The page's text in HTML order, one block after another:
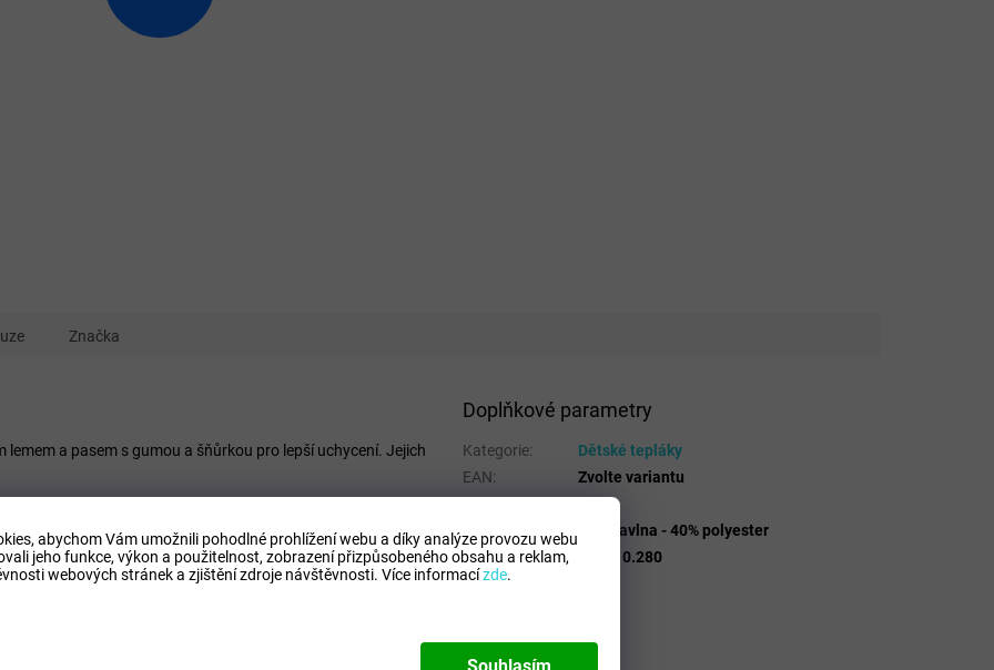
abychom Vám umožnili pohodlné prohlížení webu a díky analýze provozu webu
jeho funkce, výkon a použitelnost, zobrazení přizpůsobeného obsahu a reklam,
webových stránek a zjištění zdroje návštěvnosti. Více informacízde.
Souhlasím
Značka
a pasem s gumou a šňůrkou pro lepší uchycení. Jejich
Doplňkové parametry
Kategorie:
Dětské tepláky
EAN:
Zvolte variantu
60% bavlna - 40% polyester
Modelo: 102110.280